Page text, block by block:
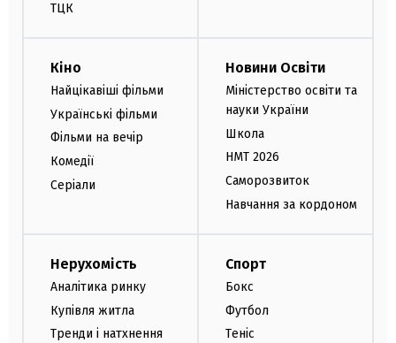
ТЦК
Кіно
Найцікавіші фільми
Українські фільми
Фільми на вечір
Комедії
Серіали
Новини Освіти
Міністерство освіти та
науки України
Школа
НМТ 2026
Саморозвиток
Навчання за кордоном
Нерухомість
Аналітика ринку
Купівля житла
Тренди і натхнення
Спорт
Бокс
Футбол
Теніс